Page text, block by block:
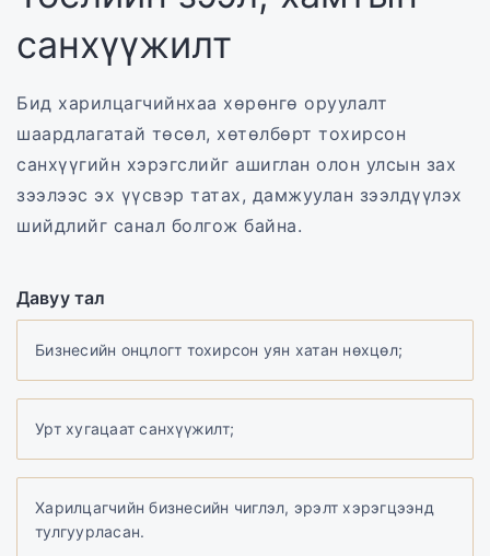
санхүүжилт
Бид харилцагчийнхаа хөрөнгө оруулалт
шаардлагатай төсөл, хөтөлбөрт тохирсон
санхүүгийн хэрэгслийг ашиглан олон улсын зах
зээлээс эх үүсвэр татах, дамжуулан зээлдүүлэх
шийдлийг санал болгож байна.
Давуу тал
Бизнесийн онцлогт тохирсон уян хатан нөхцөл;
Урт хугацаат санхүүжилт;
Харилцагчийн бизнесийн чиглэл, эрэлт хэрэгцээнд
тулгуурласан.